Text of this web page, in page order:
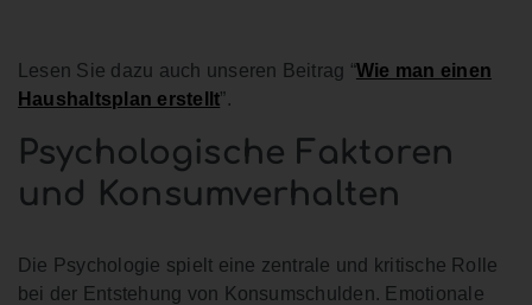
Lesen Sie dazu auch unseren Beitrag “Wie man einen
Haushaltsplan erstellt”.
Psychologische Faktoren
und Konsumverhalten
Die Psychologie spielt eine zentrale und kritische Rolle
bei der Entstehung von Konsumschulden. Emotionale